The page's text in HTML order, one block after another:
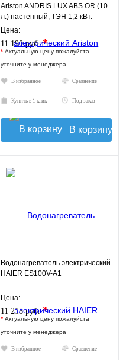
Ariston ANDRIS LUX ABS OR (10
л.) настенный, ТЭН 1,2 кВт.
Цена:
11 190 руб.*
* Актуальную цену пожалуйста
уточните у менеджера
В избранное Сравнение
Купить в 1 клик Под заказ
В корзину
Водонагреватель электрический
HAIER ES100V-A1
Цена:
11 215 руб.*
* Актуальную цену пожалуйста
уточните у менеджера
В избранное Сравнение